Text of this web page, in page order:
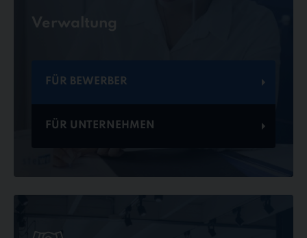
Verwaltung
FÜR BEWERBER
FÜR UNTERNEHMEN